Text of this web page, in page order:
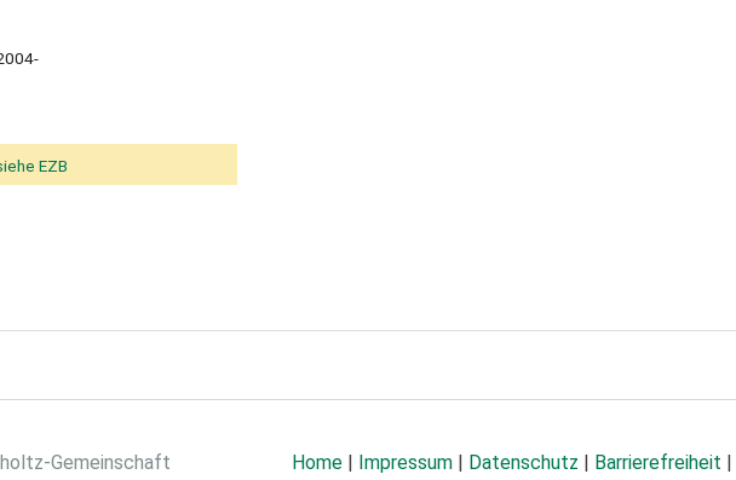
EZB
Gemeinschaft Home | Impressum | Datenschutz | Barrierefreiheit |